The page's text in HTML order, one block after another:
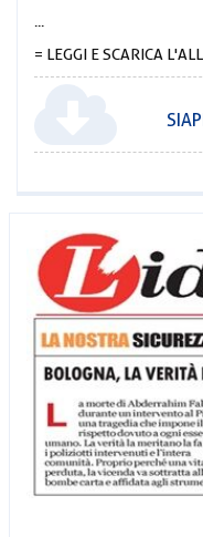
...
= LEGGI E SCARICA